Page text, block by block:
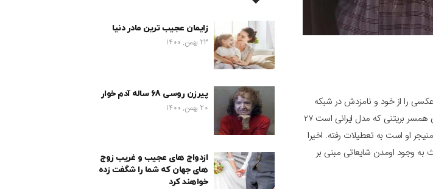
را از خود و نامزدش در شبکه
اجتماعی اینستاگرام منتشر کرد که در آن حلقه نامزدی اش را از دست درآورده است. سام اصغری همسر بریتنی که مدل ایرانی است 27
او است به تعطیلات رفته. اخیرا
وجود اومدن شایعاتی مبنی بر
زایمان عجیب ترین مادر دنیا
23 بهمن, 1400
پیرزن روسی 68 ساله آدم خوار
20 بهمن, 1400
ازدواج های عجیب و غریب زوج
های جهان که شما را شگفت زده
خواهند کرد